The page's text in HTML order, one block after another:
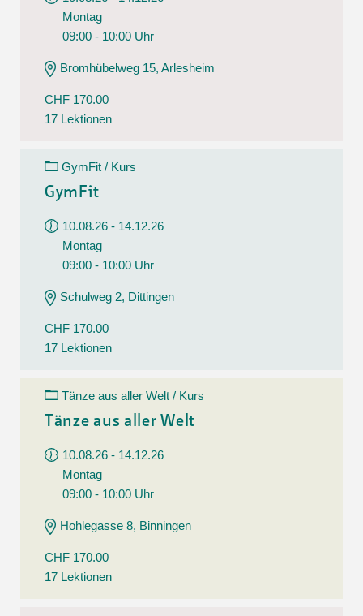
Montag
09:00 - 10:00 Uhr
Bromhübelweg 15, Arlesheim
CHF 170.00
17 Lektionen
GymFit / Kurs
GymFit
10.08.26 - 14.12.26
Montag
09:00 - 10:00 Uhr
Schulweg 2, Dittingen
CHF 170.00
17 Lektionen
Tänze aus aller Welt / Kurs
Tänze aus aller Welt
10.08.26 - 14.12.26
Montag
09:00 - 10:00 Uhr
Hohlegasse 8, Binningen
CHF 170.00
17 Lektionen